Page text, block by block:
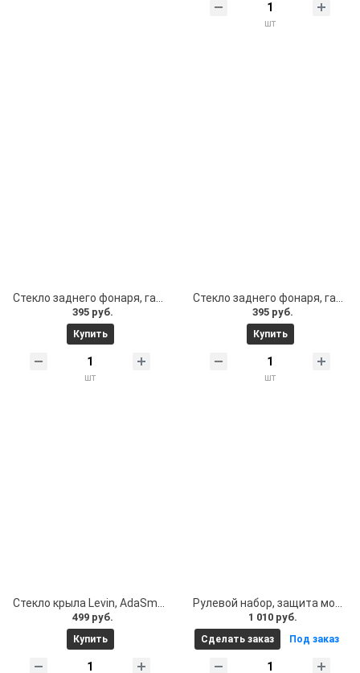
шт
395 руб.
Купить
шт
395 руб.
Купить
шт
499 руб.
Купить
1 010 руб.
Сделать заказ Под заказ